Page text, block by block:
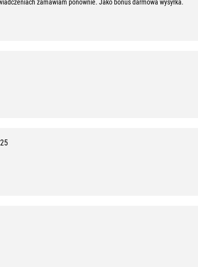
zamawiam ponownie. Jako bonus darmowa wysyłka.